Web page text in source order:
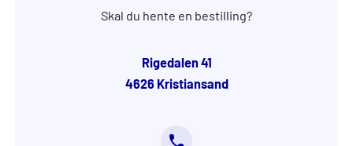
Skal du hente en bestilling?
Rigedalen 41
4626 Kristiansand